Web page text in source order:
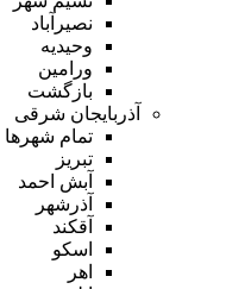
نصیرآباد
وحیدیه
ورامین
بازگشت
آذربایجان شرقی
تمام شهر‌ها
تبریز
آبش احمد
آذرشهر
آقکند
اسکو
اهر